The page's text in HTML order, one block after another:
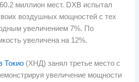
миллион мест. DXB испытал
воздушных мощностей с тех
увеличением 7%. По
увеличена на 12%.
Токио (ХНД) занял третье место с
увеличение мощности